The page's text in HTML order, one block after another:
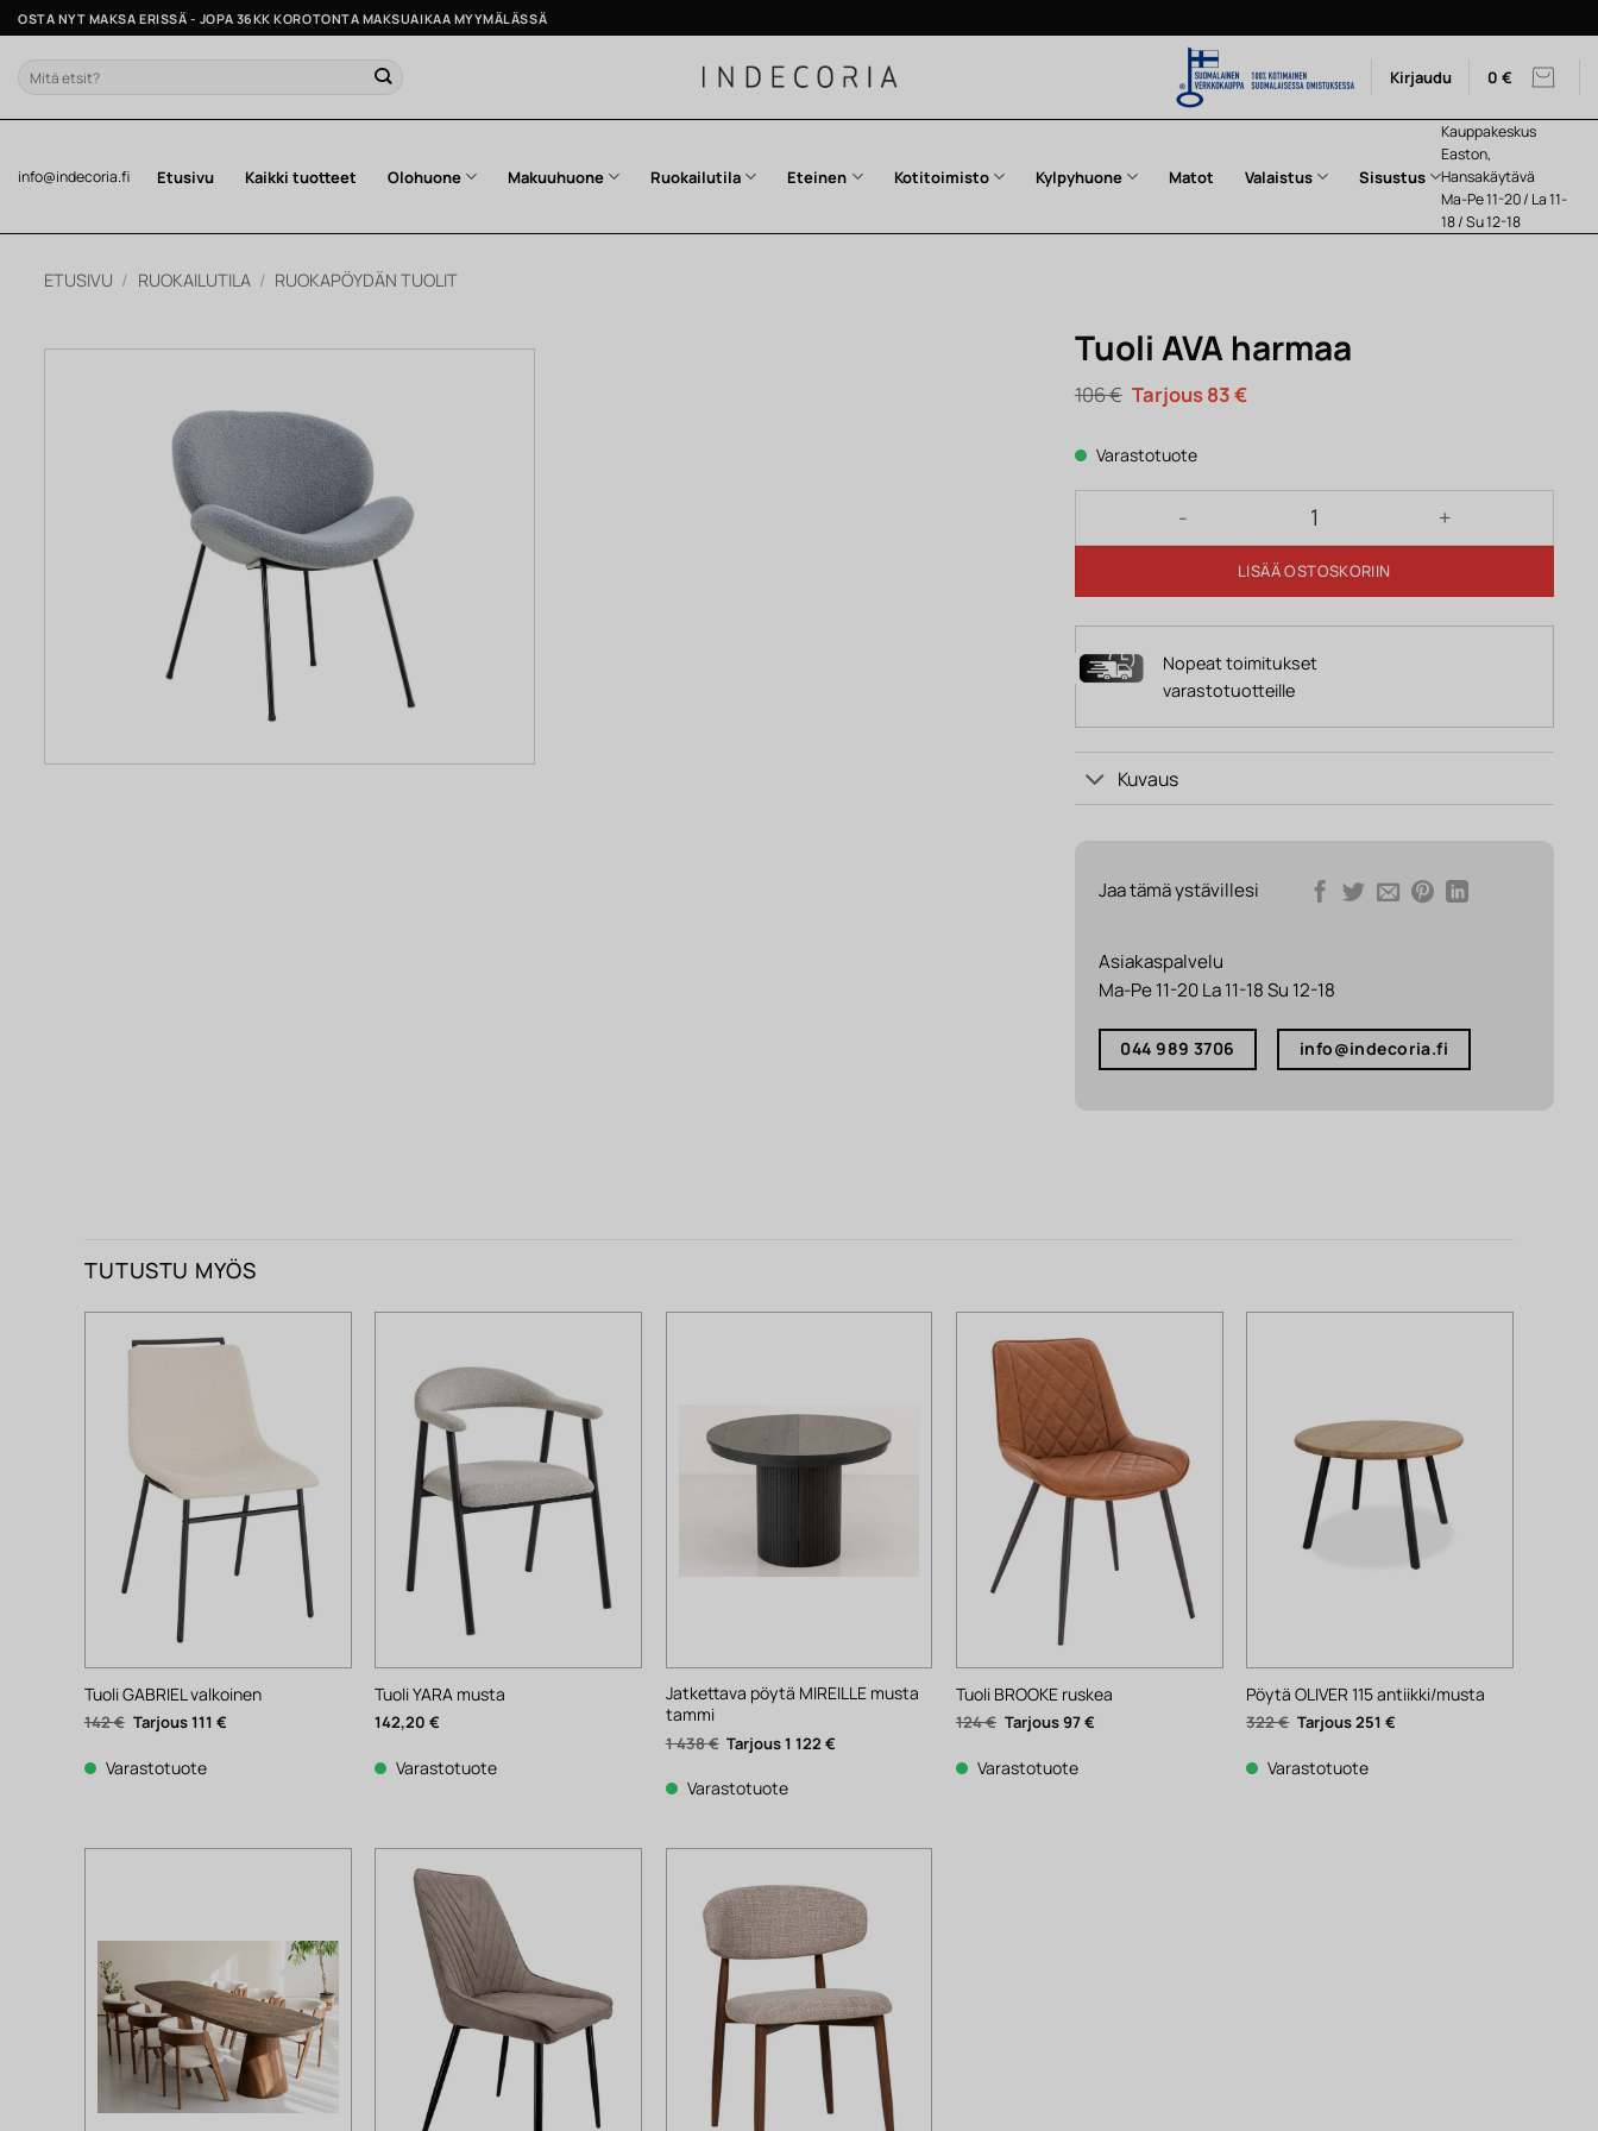
Skip
to
content
OSTA NYT MAKSA ERISSÄ - JOPA 36KK KOROTONTA MAKSUAIKAA MYYMÄLÄSSÄ
Etsi: Kirjaudu 0 €
info@indecoria.fi Etusivu Kaikki tuotteet Olohuone Makuuhuone Ruokailutila Eteinen Kotitoimisto Kylpyhuone Matot Valaistus Sisustus
Kauppakeskus
Easton,
Hansakäytävä
Ma-Pe 11-20 / La 11-
18 / Su 12-18
ETUSIVU / RUOKAILUTILA / RUOKAPÖYDÄN TUOLIT
Tuoli AVA harmaa
106€ Alkuperäinen
hinta
106 €.
83€Nykyinen
Varastotuote
LISÄÄ OSTOSKORIIN
Nopeat toimitukset
varastotuotteille
Kuvaus
Jaa tämä ystävillesi
Asiakaspalvelu
Ma-Pe 11-20 La 11-18 Su 12-18
044 989 3706 info@indecoria.fi
TUTUSTU MYÖS
Tuoli GABRIEL valkoinen
142€ Alkuperäinen
hinta
142 €.
111 €Nykyinen
hinta
Varastotuote
Tuoli YARA musta
142,20€
Varastotuote
Jatkettava pöytä MIREILLE musta
tammi
1 438€ Alkuperäinen
hinta
1
438 €.
1 122€
Varastotuote
Tuoli BROOKE ruskea
124€ Alkuperäinen
hinta
124 €.
97€Nykyinen
hinta
Varastotuote
Pöytä OLIVER 115 antiikki/musta
322€ Alkuperäinen
hinta
322 €.
251€
Varastotuote